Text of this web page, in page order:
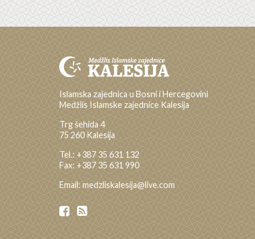
Islamska zajednica u Bosni i Hercegovini
Medžlis Islamske zajednice Kalesija
Trg šehida 4
75 260 Kalesija
Tel.: +387 35 631 132
Fax: +387 35 631 990
Email: medzliskalesija@live.com